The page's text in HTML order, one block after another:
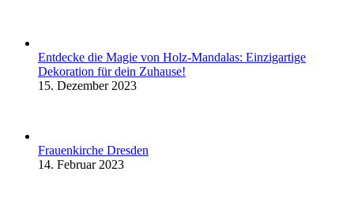
Entdecke die Magie von Holz-Mandalas: Einzigartige
Dekoration für dein Zuhause!
15. Dezember 2023
Frauenkirche Dresden
14. Februar 2023